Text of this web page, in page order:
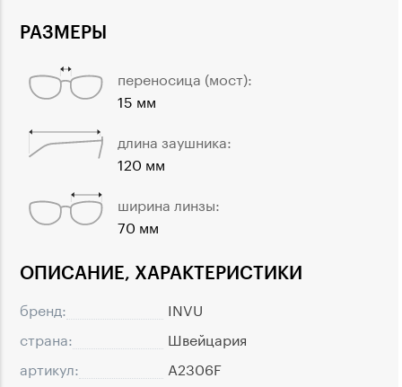
ОПИСАНИЕ, ХАРАКТЕРИСТИКИ
бренд:
INVU
страна:
Швейцария
артикул:
A2306F
РАЗМЕРЫ
переносица (мост):
15 мм
длина заушника:
120 мм
ширина линзы:
70 мм